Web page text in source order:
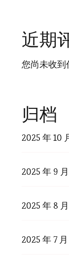
近期
您尚未收到
归档
2025 年 10
2025 年 9 月
2025 年 8 月
2025 年 7 月